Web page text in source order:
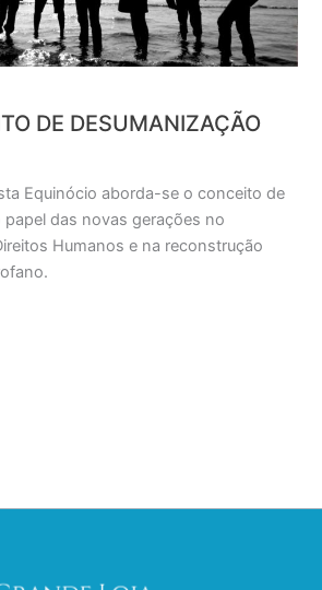
DE DESUMANIZAÇÃO
Equinócio aborda-se o conceito de
das novas gerações no
Humanos e na reconstrução